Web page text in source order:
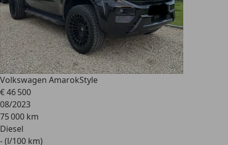
Volkswagen AmarokStyle
€ 46 500
08/2023
75 000 km
Diesel
- (l/100 km)